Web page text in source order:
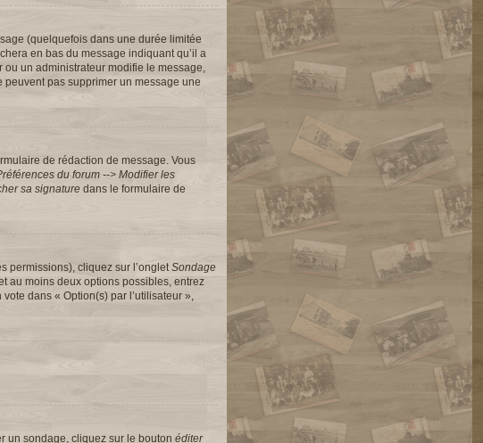
(quelquefois dans une durée limitée
en bas du message indiquant qu’il a
un administrateur modifie le message,
pas supprimer un message une
de rédaction de message. Vous
du forum --> Modifier les
sa signature dans le formulaire de
permissions), cliquez sur l’onglet Sondage
au moins deux options possibles, entrez
dans « Option(s) par l’utilisateur »,
un sondage, cliquez sur le bouton éditer